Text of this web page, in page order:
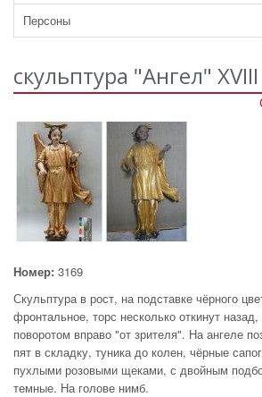
Персоны
скульптура "Ангел"
Номер: 3169
Скульптура в рост, на подставке чёрного
фронтальное, торс несколько откинут
поворотом вправо "от зрителя". На ангеле
пят в складку, туника до колен, чёрные
пухлыми розовыми щеками, с двойным
темные. На голове нимб.